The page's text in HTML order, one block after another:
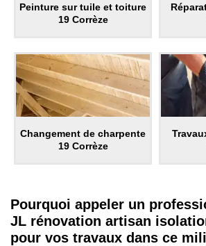
Peinture sur tuile et toiture
19 Corrèze
Changement de charpente
19 Corrèze
Pourquoi appeler un
JL rénovation artisan
pour vos travaux dans ce